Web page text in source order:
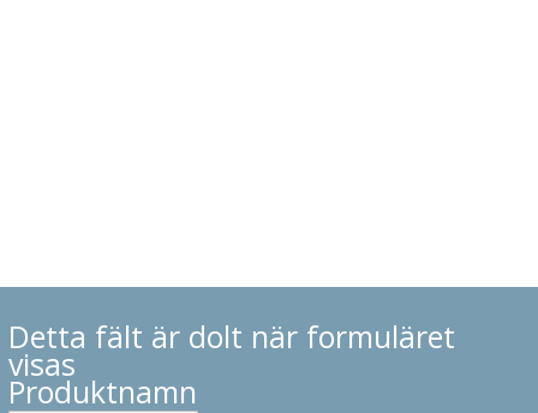
Detta fält är dolt när formuläret
visas
Produktnamn